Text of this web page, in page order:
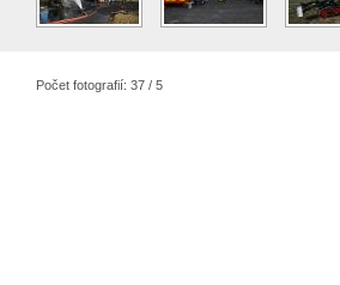
Počet fotografií: 37 / 5